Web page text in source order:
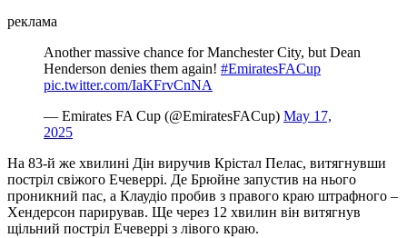
реклама
Another massive chance for Manchester City, but Dean
Henderson denies them again! #EmiratesFACup
pic.twitter.com/IaKFrvCnNA
— Emirates FA Cup (@EmiratesFACup) May 17,
2025
На 83-й же хвилині Дін виручив Крістал Пелас, витягнувши
постріл свіжого Ечеверрі. Де Брюйне запустив на нього
проникний пас, а Клаудіо пробив з правого краю штрафного –
Хендерсон парирував. Ще через 12 хвилин він витягнув
щільний постріл Ечеверрі з лівого краю.